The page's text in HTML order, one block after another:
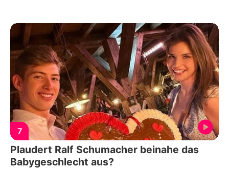
7
Plaudert Ralf Schumacher beinahe das
Babygeschlecht aus?